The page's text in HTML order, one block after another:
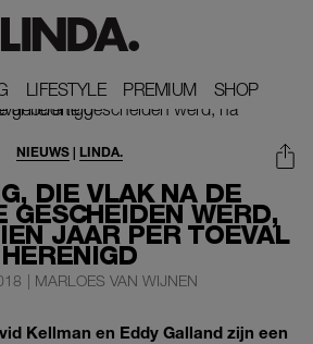
LIFESTYLE
LIFESTYLE PREMIUM
PREMIUM SHOP
SHOP
DIE VLAK NA DE
GESCHEIDEN WERD,
JAAR PER TOEVAL
HERENIGD
NIEUWS | LINDA.
| MARLOES VAN WIJNEN
Kellman en Eddy Galland zijn een